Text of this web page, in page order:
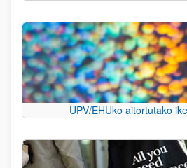
UPV/EHUko aitortutako